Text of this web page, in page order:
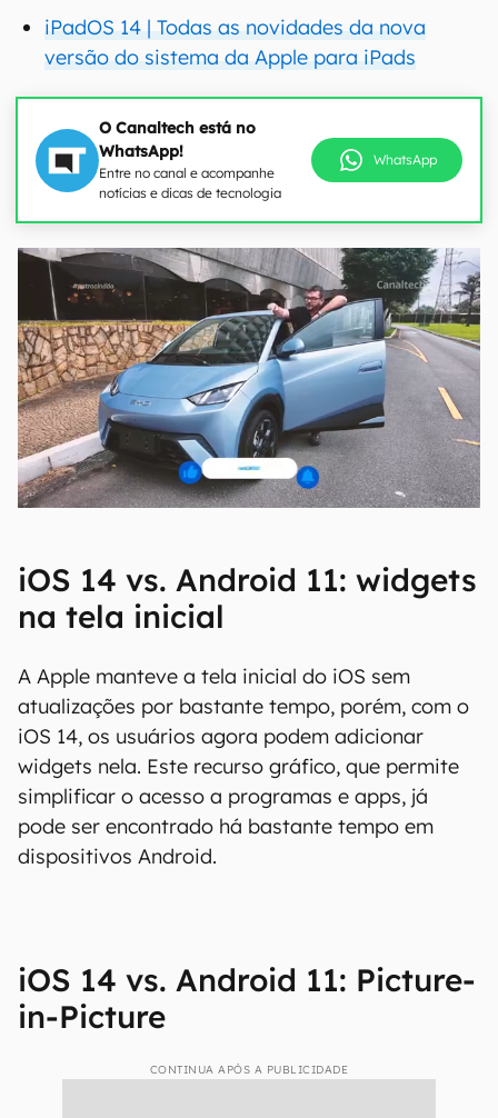
iPadOS 14 | Todas as novidades da nova
versão do sistema da Apple para iPads
O Canaltech está no
WhatsApp!
Entre no canal e acompanhe
notícias e dicas de tecnologia
WhatsApp
iOS 14 vs. Android 11: widgets
na tela inicial
A Apple manteve a tela inicial do iOS sem
atualizações por bastante tempo, porém, com o
iOS 14, os usuários agora podem adicionar
widgets nela. Este recurso gráfico, que permite
simplificar o acesso a programas e apps, já
pode ser encontrado há bastante tempo em
dispositivos Android.
iOS 14 vs. Android 11: Picture-
in-Picture
CONTINUA APÓS A PUBLICIDADE